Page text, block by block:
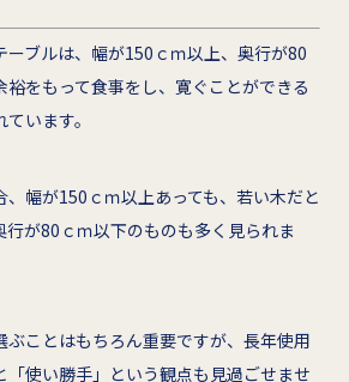
ーブルは、幅が150ｃｍ以上、奥行が80
裕をもって食事をし、寛ぐことができる
います。
、幅が150ｃｍ以上あっても、若い木だと
が80ｃｍ以下のものも多く見られま
ぶことはもちろん重要ですが、長年使用
「使い勝手」という観点も見過ごせませ